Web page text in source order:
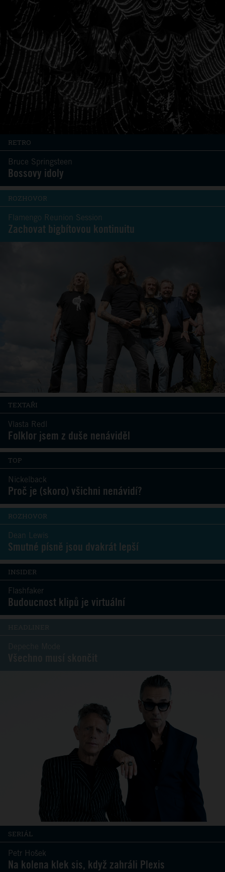
RETRO
Bruce Springsteen
Bossovy idoly
ROZHOVOR
Flamengo Reunion Session
Zachovat bigbítovou kontinuitu
TEXTAŘI
Vlasta Redl
Folklor jsem z duše nenáviděl
TOP
Nickelback
Proč je (skoro) všichni nenávidí?
ROZHOVOR
Dean Lewis
Smutné písně jsou dvakrát lepší
INSIDER
Flashfaker
Budoucnost klipů je virtuální
SERIÁL
Petr Hošek
Na kolena klek sis, když zahráli Plexis